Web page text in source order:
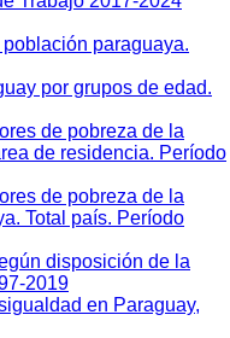
paraguaya.
por grupos de edad.
de pobreza de la
de residencia. Período
de pobreza de la
Total país. Período
disposición de la
2019
en Paraguay,